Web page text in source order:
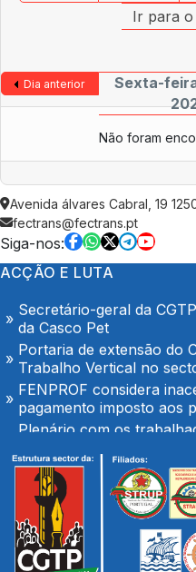
Ir para o
Dia anterior
Sexta-
Não foram
Avenida álvares Cabral, 19
fectrans@fectrans.pt
Siga-nos:
ACÇÃO E LUTA
Tribunal Administrativo
do STML
Pressão sobre docentes
inaceitável e exige
O Hospital de Seia é
Secretário-geral da
da Casco Pet
Portaria de extensão do
Trabalho Vertical no
FENPROF considera
pagamento imposto aos
Plenário com os
Docentes classificadores
alterar férias para
No SNS mantém-se o
Unidades Locais de
Ministro das Finanças
aumento de impostos ou